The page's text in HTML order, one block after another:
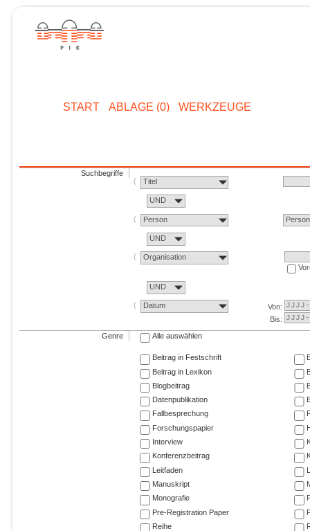
START ABLAGE (0) WERKZEUGE
Suchbegriffe
Titel
UND
Person Person
UND
Organisation
UND
Datum
Von:
Bis:
Genre Alle auswählen
Beitrag in Festschrift
Beitrag in Lexikon
Blogbeitrag
Datenpublikation
Fallbesprechung
Forschungspapier
Interview
Konferenzbeitrag
Leitfaden
Manuskript
Monografie
Pre-Registration Paper
Reihe